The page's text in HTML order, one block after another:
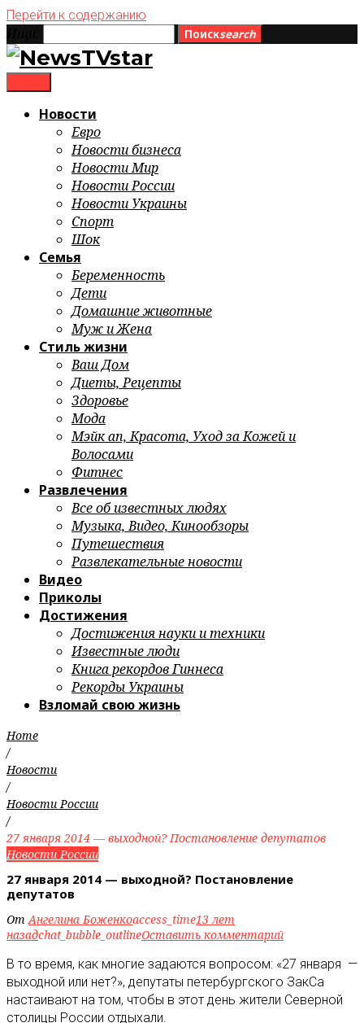
Перейти к содержанию
Поискsearch
Новости
Евро
Новости бизнеса
Новости Мир
Новости России
Новости Украины
Спорт
Шок
Семья
Беременность
Дети
Домашние животные
Муж и Жена
Стиль жизни
Ваш Дом
Диеты, Рецепты
Здоровье
Мода
Мэйк ап, Красота, Уход за Кожей и
Волосами
Фитнес
Развлечения
Все об известных людях
Музыка, Видео, Кинообзоры
Путешествия
Развлекательные новости
Видео
Приколы
Достижения
Достижения науки и техники
Известные люди
Книга рекордов Гиннеса
Рекорды Украины
Взломай свою жизнь
Home
/
Новости
/
Новости России
/
27 января 2014 — выходной? Постановление депутатов
Новости России
27 января 2014 — выходной? Постановление
депутатов
ОтАнгелина Боженкоaccess_time13 лет
назадchat_bubble_outlineОставить комментарий
В то время, как многие задаются вопросом: «27 января —
выходной или нет?», депутаты петербургского ЗакСа
настаивают на том, чтобы в этот день жители Северной
столицы России отдыхали.